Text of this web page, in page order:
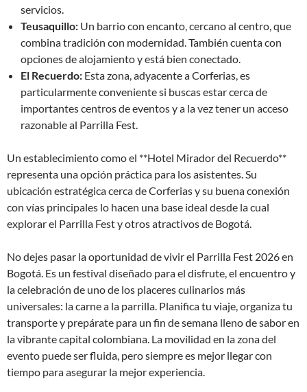
servicios.
Teusaquillo: Un barrio con encanto, cercano al centro, que
combina tradición con modernidad. También cuenta con
opciones de alojamiento y está bien conectado.
El Recuerdo: Esta zona, adyacente a Corferias, es
particularmente conveniente si buscas estar cerca de
importantes centros de eventos y a la vez tener un acceso
razonable al Parrilla Fest.
Un establecimiento como el **Hotel Mirador del Recuerdo**
representa una opción práctica para los asistentes. Su
ubicación estratégica cerca de Corferias y su buena conexión
con vías principales lo hacen una base ideal desde la cual
explorar el Parrilla Fest y otros atractivos de Bogotá.
No dejes pasar la oportunidad de vivir el Parrilla Fest 2026 en
Bogotá. Es un festival diseñado para el disfrute, el encuentro y
la celebración de uno de los placeres culinarios más
universales: la carne a la parrilla. Planifica tu viaje, organiza tu
transporte y prepárate para un fin de semana lleno de sabor en
la vibrante capital colombiana. La movilidad en la zona del
evento puede ser fluida, pero siempre es mejor llegar con
tiempo para asegurar la mejor experiencia.